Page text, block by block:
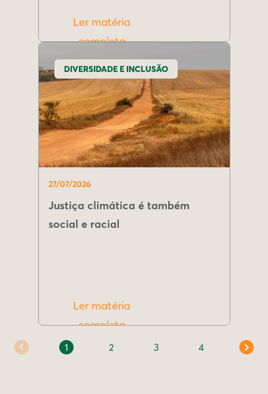
Ler matéria
completa
DIVERSIDADE E INCLUSÃO
27/07/2026
Justiça climática é também
social e racial
Ler matéria
completa
1 2 3 4